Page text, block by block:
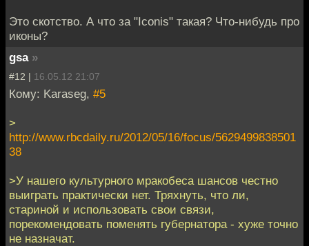
Это скотство. А что за "Iconis" такая? Что-нибудь про
иконы?
gsa »
#12 | 16.05.12 21:07
Кому: Karaseg, #5
>
http://www.rbcdaily.ru/2012/05/16/focus/5629499838501
38
>У нашего культурного мракобеса шансов честно
выиграть практически нет. Тряхнуть, что ли,
стариной и использовать свои связи,
порекомендовать поменять губернатора - хуже точно
не назначат.